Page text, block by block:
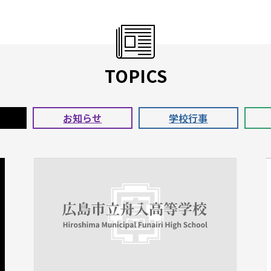
TOPICS
お知らせ 学校行事